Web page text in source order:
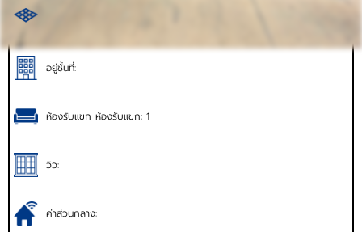
อยู่ชั้นที่:
ห้องรับแขก ห้องรับแขก: 1
วิว:
ค่าส่วนกลาง: